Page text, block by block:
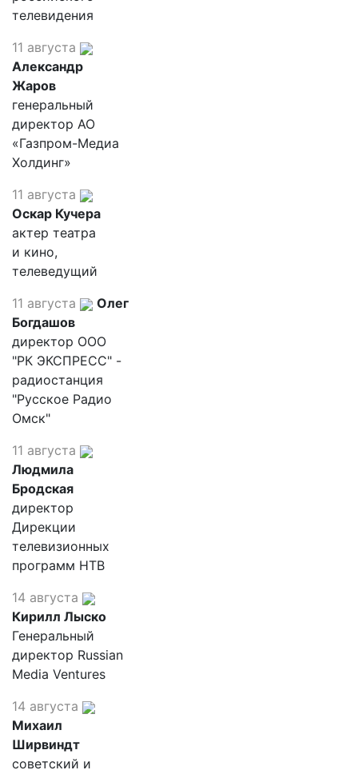
телевидения
11 августа
Александр
Жаров
генеральный
директор АО
«Газпром-Медиа
Холдинг»
11 августа
Оскар Кучера
актер театра
и кино,
телеведущий
11 августа
Олег
Богдашов
директор ООО
"РК ЭКСПРЕСС" -
радиостанция
"Русское Радио
Омск"
11 августа
Людмила
Бродская
директор
Дирекции
телевизионных
программ НТВ
14 августа
Кирилл Лыско
Генеральный
директор Russian
Media Ventures
14 августа
Михаил
Ширвиндт
советский и